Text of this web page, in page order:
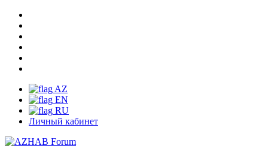
AZ
EN
RU
Личный кабинет